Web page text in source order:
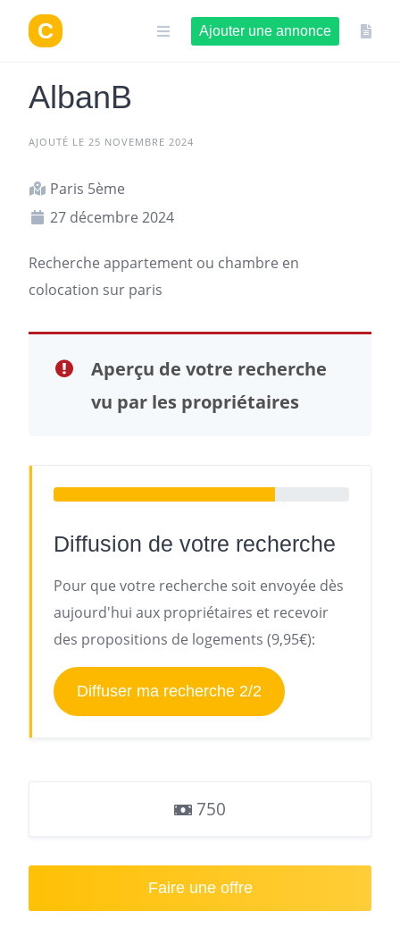
contenu
Ajouter une annonce
AlbanB
AJOUTÉ LE 25 NOVEMBRE 2024
Paris 5ème
27 décembre 2024
Recherche appartement ou chambre en
colocation sur paris
Aperçu de votre recherche
vu par les propriétaires
Diffusion de votre recherche
Pour que votre recherche soit envoyée dès
aujourd'hui aux propriétaires et recevoir
des propositions de logements (9,95€):
Diffuser ma recherche 2/2
750
Faire une offre